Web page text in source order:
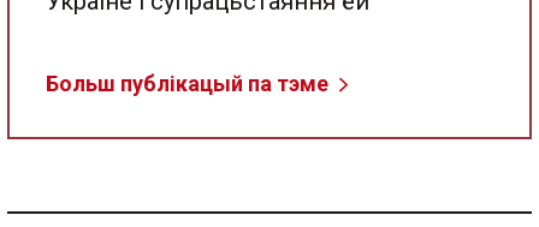
Больш публікацый па тэме